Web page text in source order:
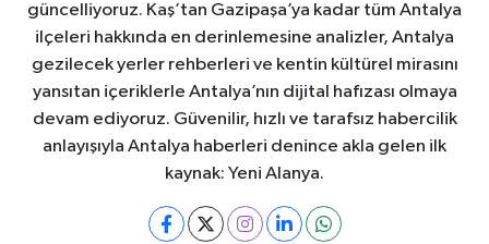
güncelliyoruz. Kaş’tan Gazipaşa’ya kadar tüm Antalya
ilçeleri hakkında en derinlemesine analizler, Antalya
gezilecek yerler rehberleri ve kentin kültürel mirasını
yansıtan içeriklerle Antalya’nın dijital hafızası olmaya
devam ediyoruz. Güvenilir, hızlı ve tarafsız habercilik
anlayışıyla Antalya haberleri denince akla gelen ilk
kaynak: Yeni Alanya.